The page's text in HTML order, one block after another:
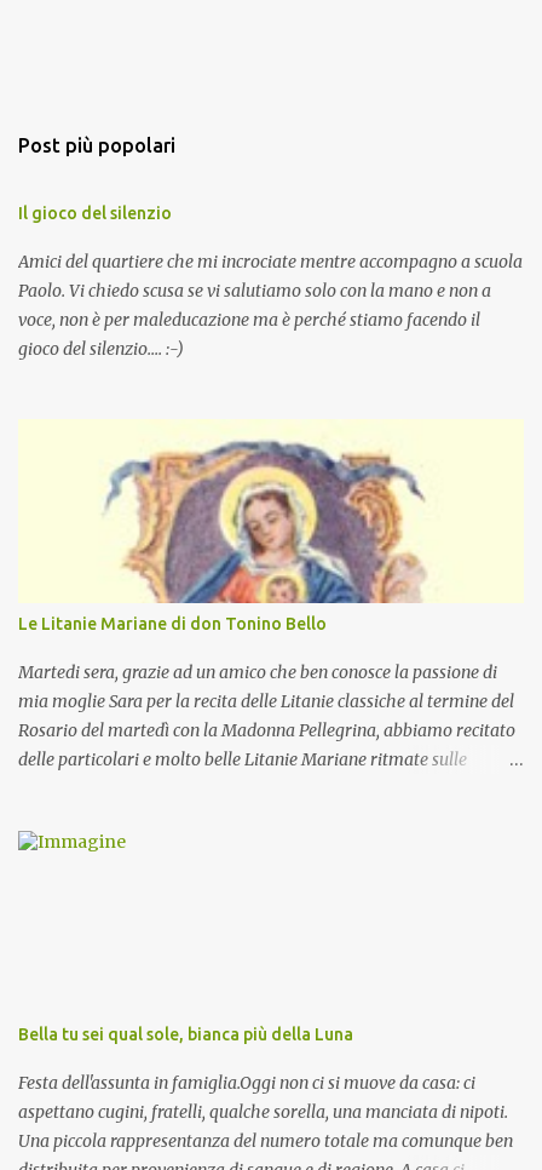
Post più popolari
Il gioco del silenzio
Amici del quartiere che mi incrociate mentre accompagno a scuola
Paolo. Vi chiedo scusa se vi salutiamo solo con la mano e non a
voce, non è per maleducazione ma è perché stiamo facendo il
gioco del silenzio.... :-)
Le Litanie Mariane di don Tonino Bello
Martedi sera, grazie ad un amico che ben conosce la passione di
mia moglie Sara per la recita delle Litanie classiche al termine del
Rosario del martedì con la Madonna Pellegrina, abbiamo recitato
delle particolari e molto belle Litanie Mariane ritmate sulle
preghiera.
Bella tu sei qual sole, bianca più della Luna
Festa dell'assunta in famiglia.Oggi non ci si muove da casa: ci
aspettano cugini, fratelli, qualche sorella, una manciata di nipoti.
Una piccola rappresentanza del numero totale ma comunque ben